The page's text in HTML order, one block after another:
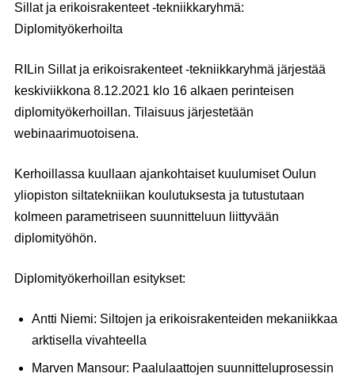
Sillat ja erikoisrakenteet -tekniikkaryhmä:
Diplomityökerhoilta
RILin Sillat ja erikoisrakenteet -tekniikkaryhmä järjestää
keskiviikkona 8.12.2021 klo 16 alkaen perinteisen
diplomityökerhoillan. Tilaisuus järjestetään
webinaarimuotoisena.
Kerhoillassa kuullaan ajankohtaiset kuulumiset Oulun
yliopiston siltatekniikan koulutuksesta ja tutustutaan
kolmeen parametriseen suunnitteluun liittyvään
diplomityöhön.
Diplomityökerhoillan esitykset:
Antti Niemi: Siltojen ja erikoisrakenteiden mekaniikkaa
arktisella vivahteella
Marven Mansour: Paalulaattojen suunnitteluprosessin